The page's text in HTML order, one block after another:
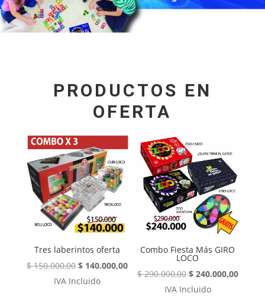
PRODUCTOS EN
OFERTA
¡Oferta!
Tres laberintos oferta
$150.000,00El
precio
$ 140.000,00El
precio
IVA Incluido
¡Oferta!
Combo Fiesta Más GIRO
LOCO
$290.000,00 El
precio
$240.000,00El
IVA Incluido